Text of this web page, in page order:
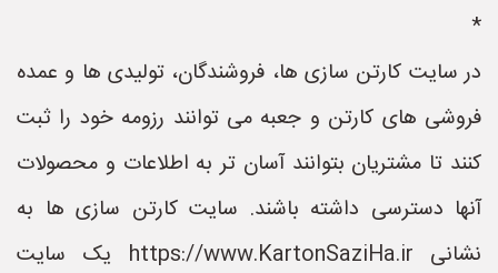
*
در سایت کارتن سازی ها، فروشندگان، تولیدی ها و عمده
فروشی های کارتن و جعبه می توانند رزومه خود را ثبت
کنند تا مشتریان بتوانند آسان تر به اطلاعات و محصولات
آنها دسترسی داشته باشند. سایت کارتن سازی ها به
نشانی https://www.KartonSaziHa.ir یک سایت